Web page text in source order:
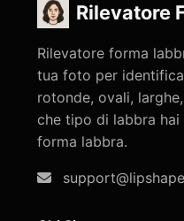
Rilevatore
Rilevatore forma
tua foto per
rotonde, ovali,
che tipo di labbra
forma labbra.